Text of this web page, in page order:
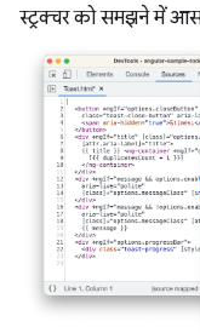
स्ट्रक्चर को समझने में